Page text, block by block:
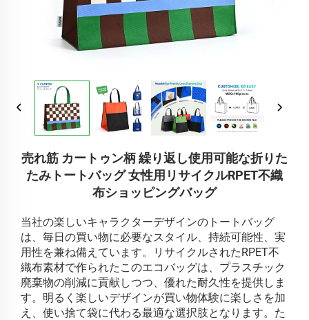
売れ筋 カートゥン柄 繰り返し使用可能な折りた
たみトートバッグ 女性用リサイクルRPET不織
布ショッピングバッグ
当社の楽しいキャラクターデザインのトートバッグ
は、毎日の買い物に必要なスタイル、持続可能性、実
用性を兼ね備えています。リサイクルされたRPET不
織布素材で作られたこのエコバッグは、プラスチック
廃棄物の削減に貢献しつつ、優れた耐久性を提供しま
す。明るく楽しいデザインが買い物体験に楽しさを加
え、使い捨て袋に代わる最適な選択肢となります。た